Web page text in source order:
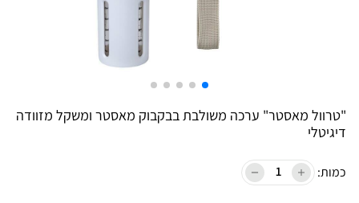
"טרוול מאסטר" ערכה משולבת בבקבוק מאסטר ומשקל מזוודה
דיגיטלי
כמות: